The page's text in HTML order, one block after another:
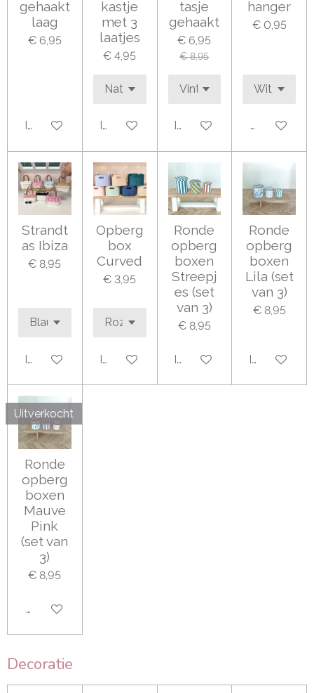
gehaakt
laag
€ 6,95
In winkelwagen
kastje
met 3
laatjes
€ 4,95
In winkelwagen
tasje
gehaakt
€ 6,95
€ 8,95
In winkelwagen
hanger
€ 0,95
Houd mij
Strandt
as Ibiza
€ 8,95
In winkelwagen
Opberg
box
Curved
€ 3,95
In winkelwagen
Ronde
opberg
boxen
Streepj
es (set
van 3)
€ 8,95
In winkelwagen
Ronde
opberg
boxen
Lila (set
van 3)
€ 8,95
In
Uitverkocht
Ronde
opberg
boxen
Mauve
Pink
(set van
3)
€ 8,95
Houd mij op de hoogte
Decoratie